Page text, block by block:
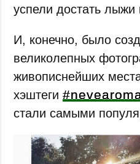
успели достать лыжи
И, конечно, было
великолепных
живописнейших
хэштеги
стали самыми